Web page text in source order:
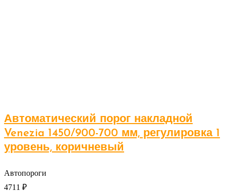
Автоматический порог накладной
Venezia 1450/900-700 мм, регулировка 1
уровень, коричневый
Автопороги
4711 ₽